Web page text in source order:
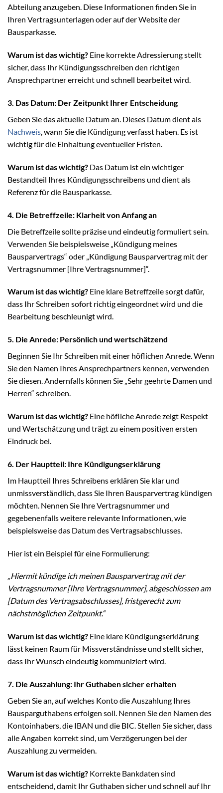
Abteilung anzugeben. Diese Informationen finden Sie in
Ihren Vertragsunterlagen oder auf der Website der
Bausparkasse.
Warum ist das wichtig? Eine korrekte Adressierung stellt
sicher, dass Ihr Kündigungsschreiben den richtigen
Ansprechpartner erreicht und schnell bearbeitet wird.
3. Das Datum: Der Zeitpunkt Ihrer Entscheidung
Geben Sie das aktuelle Datum an. Dieses Datum dient als
Nachweis, wann Sie die Kündigung verfasst haben. Es ist
wichtig für die Einhaltung eventueller Fristen.
Warum ist das wichtig? Das Datum ist ein wichtiger
Bestandteil Ihres Kündigungsschreibens und dient als
Referenz für die Bausparkasse.
4. Die Betreffzeile: Klarheit von Anfang an
Die Betreffzeile sollte präzise und eindeutig formuliert sein.
Verwenden Sie beispielsweise „Kündigung meines
Bausparvertrags“ oder „Kündigung Bausparvertrag mit der
Vertragsnummer [Ihre Vertragsnummer]“.
Warum ist das wichtig? Eine klare Betreffzeile sorgt dafür,
dass Ihr Schreiben sofort richtig eingeordnet wird und die
Bearbeitung beschleunigt wird.
5. Die Anrede: Persönlich und wertschätzend
Beginnen Sie Ihr Schreiben mit einer höflichen Anrede. Wenn
Sie den Namen Ihres Ansprechpartners kennen, verwenden
Sie diesen. Andernfalls können Sie „Sehr geehrte Damen und
Herren“ schreiben.
Warum ist das wichtig? Eine höfliche Anrede zeigt Respekt
und Wertschätzung und trägt zu einem positiven ersten
Eindruck bei.
6. Der Hauptteil: Ihre Kündigungserklärung
Im Hauptteil Ihres Schreibens erklären Sie klar und
unmissverständlich, dass Sie Ihren Bausparvertrag kündigen
möchten. Nennen Sie Ihre Vertragsnummer und
gegebenenfalls weitere relevante Informationen, wie
beispielsweise das Datum des Vertragsabschlusses.
Hier ist ein Beispiel für eine Formulierung:
„Hiermit kündige ich meinen Bausparvertrag mit der
Vertragsnummer [Ihre Vertragsnummer], abgeschlossen am
[Datum des Vertragsabschlusses], fristgerecht zum
nächstmöglichen Zeitpunkt.“
Warum ist das wichtig? Eine klare Kündigungserklärung
lässt keinen Raum für Missverständnisse und stellt sicher,
dass Ihr Wunsch eindeutig kommuniziert wird.
7. Die Auszahlung: Ihr Guthaben sicher erhalten
Geben Sie an, auf welches Konto die Auszahlung Ihres
Bausparguthabens erfolgen soll. Nennen Sie den Namen des
Kontoinhabers, die IBAN und die BIC. Stellen Sie sicher, dass
alle Angaben korrekt sind, um Verzögerungen bei der
Auszahlung zu vermeiden.
Warum ist das wichtig? Korrekte Bankdaten sind
entscheidend, damit Ihr Guthaben sicher und schnell auf Ihr